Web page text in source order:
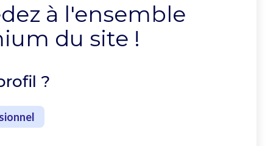
à l'ensemble
du site !
?